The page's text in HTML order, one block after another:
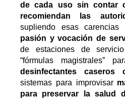
de cada uso sin contar
recomiendan las
supliendo esas
pasión y vocación de
de estaciones de
“fórmulas magistrales”
desinfectantes
sistemas para improvisar
para preservar la salud